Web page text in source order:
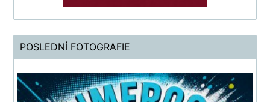
POSLEDNÍ FOTOGRAFIE